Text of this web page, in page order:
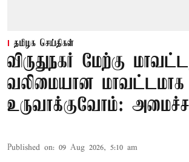
தமிழக செய்திகள்
விருதுநகர் மேற்கு
வலிமையான மாவட்டமாக
உருவாக்குவோம்:
Published on: 09 Aug 2026, 5:10 am